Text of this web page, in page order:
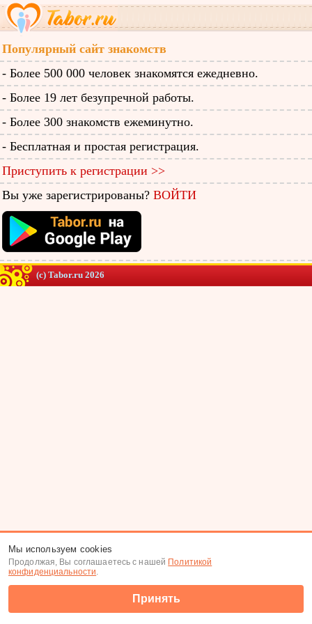
Популярный сайт знакомств
- Более 500 000 человек знакомятся ежедневно.
- Более 19 лет безупречной работы.
- Более 300 знакомств ежеминутно.
- Бесплатная и простая регистрация.
Приступить к регистрации >>
Вы уже зарегистрированы? ВОЙТИ
(c) Tabor.ru 2026
Мы используем cookies
Продолжая, Вы соглашаетесь с нашей Политикой
конфиденциальности.
Принять